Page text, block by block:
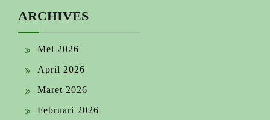
ARCHIVES
Mei 2026
April 2026
Maret 2026
Februari 2026